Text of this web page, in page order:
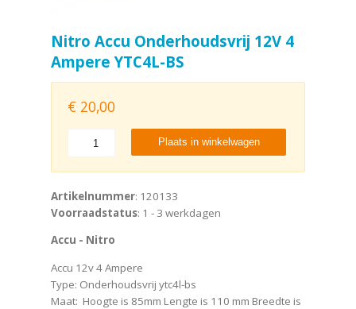
Nitro Accu Onderhoudsvrij 12V 4
Ampere YTC4L-BS
€ 20,00
Plaats in winkelwagen
Artikelnummer: 120133
Voorraadstatus: 1 - 3 werkdagen
Accu - Nitro
Accu 12v 4 Ampere
Type: Onderhoudsvrij ytc4l-bs
Maat: Hoogte is 85mm Lengte is 110 mm Breedte is